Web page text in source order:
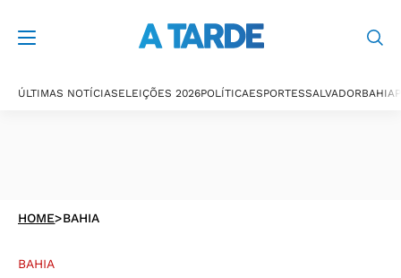
ÚLTIMAS NOTÍCIASELEIÇÕES 2026POLÍTICAESPORTESSALVADORBAHIA
HOME>BAHIA
BAHIA